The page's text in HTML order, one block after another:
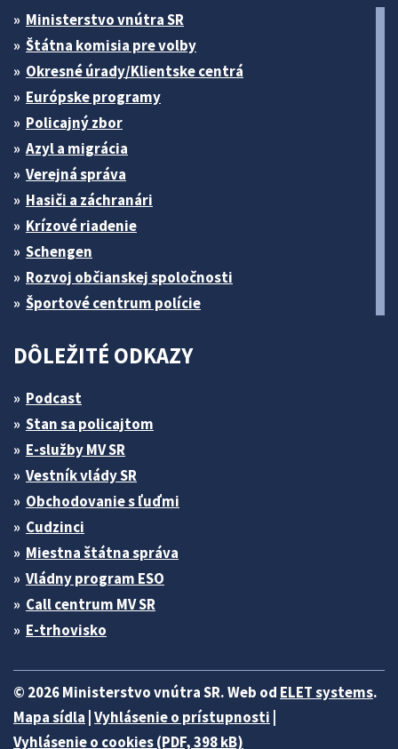
Ministerstvo vnútra SR
Štátna komisia pre volby
Okresné úrady/Klientske centrá
Európske programy
Policajný zbor
Azyl a migrácia
Verejná správa
Hasiči a záchranári
Krízové riadenie
Schengen
Rozvoj občianskej spoločnosti
Športové centrum polície
DÔLEŽITÉ ODKAZY
Podcast
Stan sa policajtom
E-služby MV SR
Vestník vlády SR
Obchodovanie s ľuďmi
Cudzinci
Miestna štátna správa
Vládny program ESO
Call centrum MV SR
E-trhovisko
© 2026 Ministerstvo vnútra SR. Web od ELET systems.
Mapa sídla Vyhlásenie o prístupnosti
Vyhlásenie o cookies (PDF, 398 kB)